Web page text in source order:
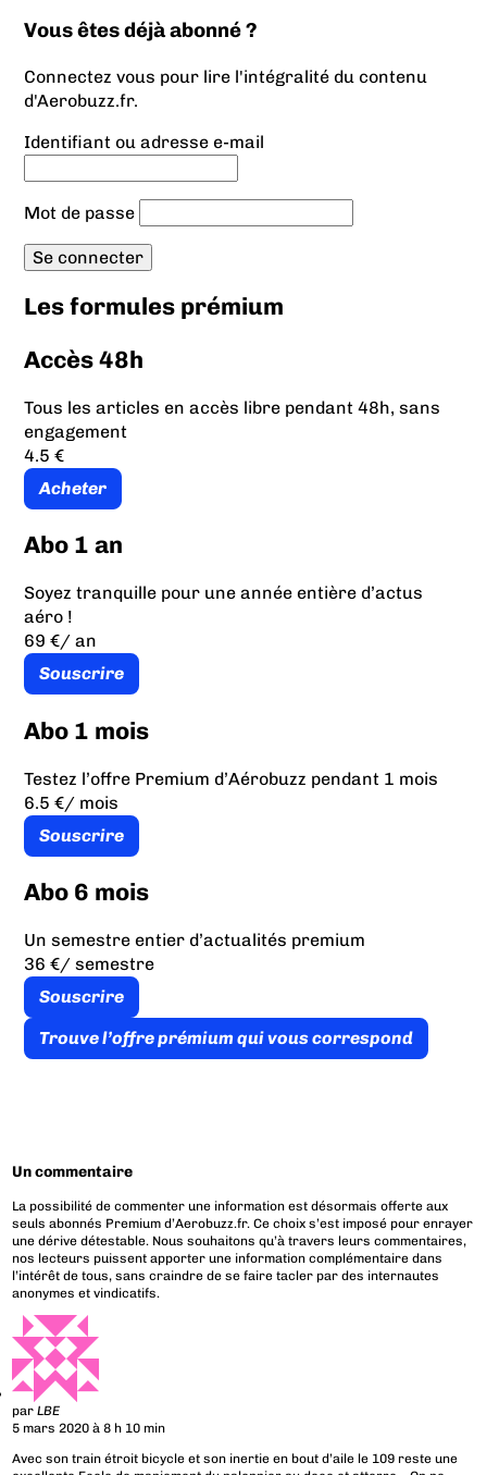
Vous êtes déjà abonné ?
Connectez vous pour lire l'intégralité du contenu
d'Aerobuzz.fr.
Identifiant ou adresse e-mail
Mot de passe
Les formules prémium
Accès 48h
Tous les articles en accès libre pendant 48h, sans
engagement
4.5 €
Acheter
Abo 1 an
Soyez tranquille pour une année entière d’actus
aéro !
69 €/ an
Souscrire
Abo 1 mois
Testez l’offre Premium d’Aérobuzz pendant 1 mois
6.5 €/ mois
Souscrire
Abo 6 mois
Un semestre entier d’actualités premium
36 €/ semestre
Souscrire
Trouve l’offre prémium qui vous correspond
Un commentaire
La possibilité de commenter une information est désormais offerte aux
seuls abonnés Premium d’Aerobuzz.fr. Ce choix s’est imposé pour enrayer
une dérive détestable. Nous souhaitons qu’à travers leurs commentaires,
nos lecteurs puissent apporter une information complémentaire dans
l’intérêt de tous, sans craindre de se faire tacler par des internautes
anonymes et vindicatifs.
parLBE
5 mars 2020 à 8 h 10 min
Avec son train étroit bicycle et son inertie en bout d’aile le 109 reste une